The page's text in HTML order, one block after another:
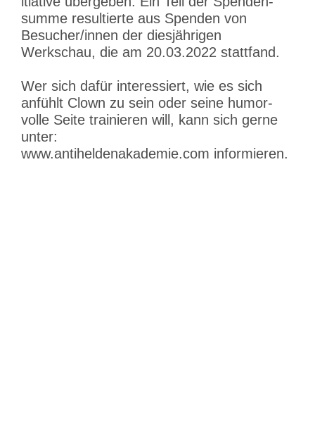
summe resul­tierte aus Spenden von
Besucher/innen der diesjäh­rigen
Werkschau, die am 20.03.2022 stattfand.
Wer sich dafür inter­es­siert, wie es sich
anfühlt Clown zu sein oder seine humor­
volle Seite trainieren will, kann sich gerne
unter:
www.antiheldenakademie.com informieren.